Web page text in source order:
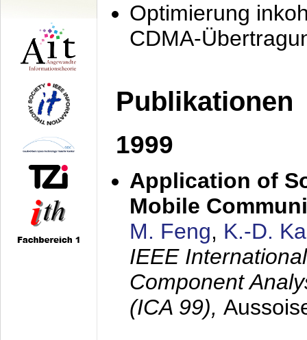
Optimierung
CDMA-
Publikationen
1999
Application of
Mobile
M. Feng, K.-D.
IEEE
Component
(ICA 99),